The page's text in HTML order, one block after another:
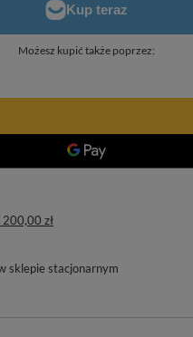
Możesz kupić także poprzez:
200,00 zł
sklepie stacjonarnym